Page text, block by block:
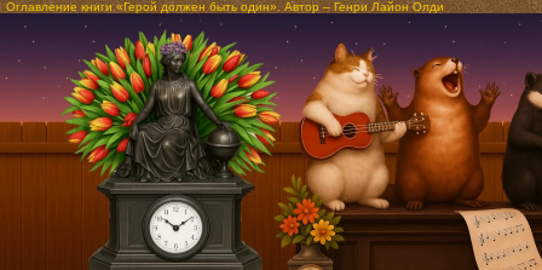
Оглавление книги «Герой должен быть один». Автор – Генри Лайон Олди